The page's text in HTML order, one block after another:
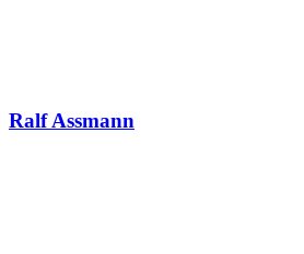
Ralf Assmann